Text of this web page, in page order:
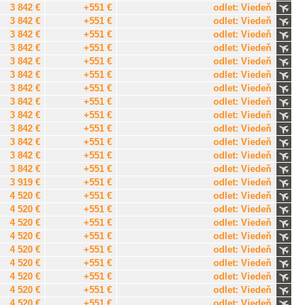
3 842 € +551 €
odlet: Viedeň
3 842 € +551 €
odlet: Viedeň
3 842 € +551 €
odlet: Viedeň
3 842 € +551 €
odlet: Viedeň
3 842 € +551 €
odlet: Viedeň
3 842 € +551 €
odlet: Viedeň
3 842 € +551 €
odlet: Viedeň
3 842 € +551 €
odlet: Viedeň
3 842 € +551 €
odlet: Viedeň
3 842 € +551 €
odlet: Viedeň
3 842 € +551 €
odlet: Viedeň
3 842 € +551 €
odlet: Viedeň
3 842 € +551 €
odlet: Viedeň
3 919 € +551 €
odlet: Viedeň
4 520 € +551 €
odlet: Viedeň
4 520 € +551 €
odlet: Viedeň
4 520 € +551 €
odlet: Viedeň
4 520 € +551 €
odlet: Viedeň
4 520 € +551 €
odlet: Viedeň
4 520 € +551 €
odlet: Viedeň
4 520 € +551 €
odlet: Viedeň
4 520 € +551 €
odlet: Viedeň